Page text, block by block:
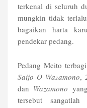
terkenal di seluruh
mungkin tidak
bagaikan harta
pendekar pedang.
Pedang Meito
Saijo O Wazamono,
dan Wazamono
tersebut